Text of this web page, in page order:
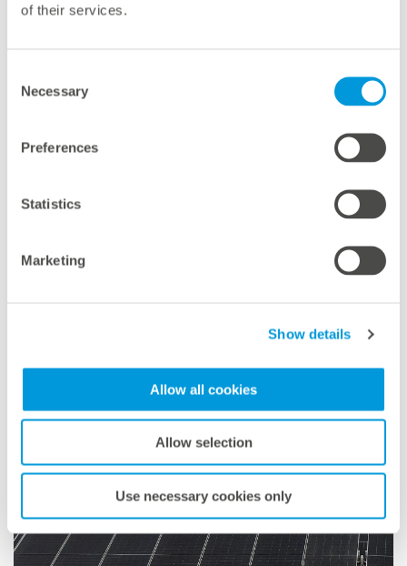
of their services.
Selection
Necessary
Preferences
Statistics
Marketing
Show details
Allow all cookies
Allow selection
Use necessary cookies only
Références